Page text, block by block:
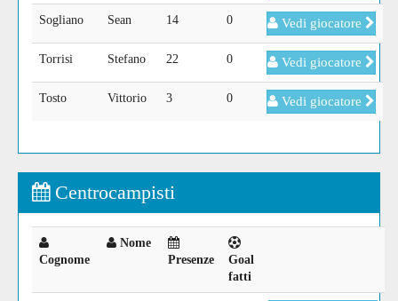
Sogliano Sean 14 0 Vedi giocatore
Torrisi Stefano 22 0 Vedi giocatore
Tosto Vittorio 3 0 Vedi giocatore
Centrocampisti
Cognome
Nome
Presenze
Goal
fatti